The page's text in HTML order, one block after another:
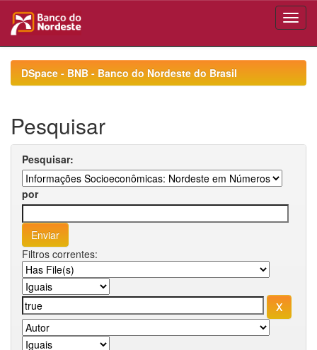
navigationDSpace - BNB - Banco do Nordeste do Brasil
Pesquisar
Pesquisar:
por
Filtros correntes: